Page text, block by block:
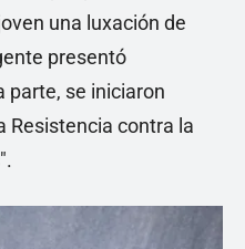
una luxación de
presentó
parte, se iniciaron
Resistencia contra la